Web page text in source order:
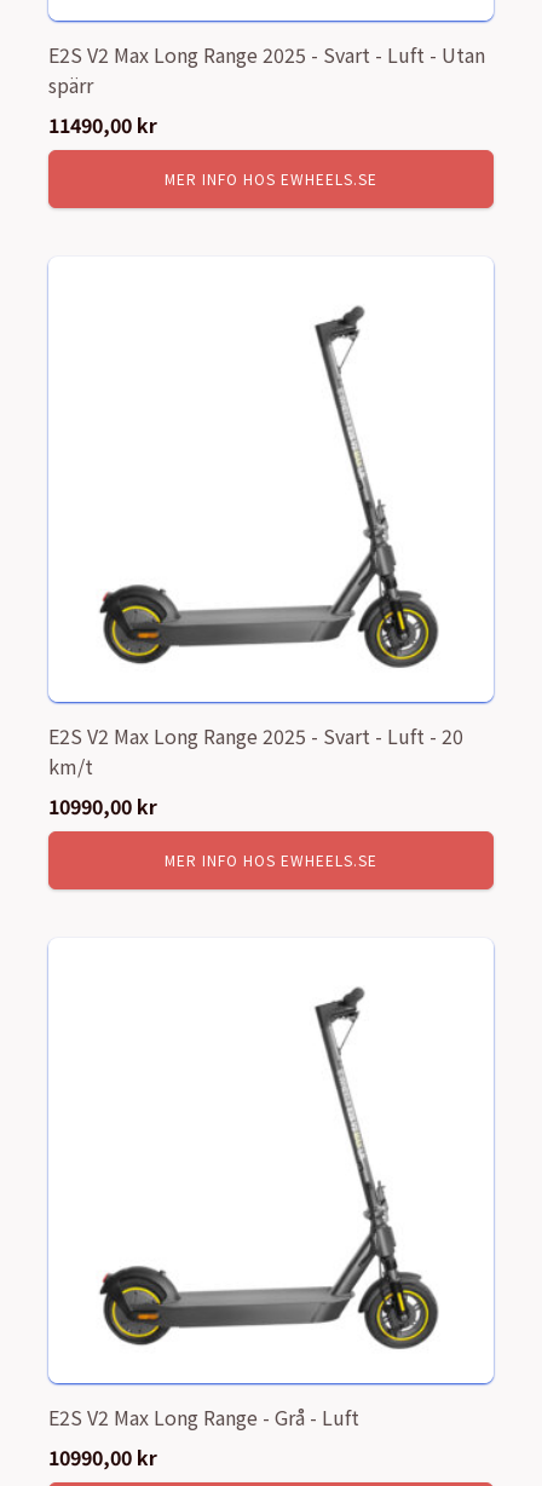
E2S V2 Max Long Range 2025 - Svart - Luft - Utan
spärr
11490,00 kr
MER INFO HOS EWHEELS.SE
E2S V2 Max Long Range 2025 - Svart - Luft - 20
km/t
10990,00 kr
MER INFO HOS EWHEELS.SE
E2S V2 Max Long Range - Grå - Luft
10990,00 kr